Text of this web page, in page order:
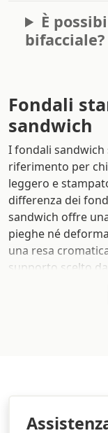
È
bifacciale?
Fondali
sandwich
I fondali
riferimento per
leggero e
differenza dei
sandwich offre
pieghe né
una resa
supporto scelto
ogni volta che il
autoportante